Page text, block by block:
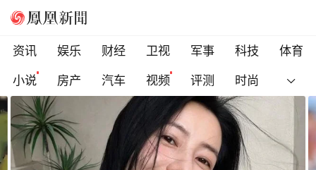
资讯 娱乐 财经 卫视 军事 科技
体育
小说
房产 汽车 视频 评测 时尚